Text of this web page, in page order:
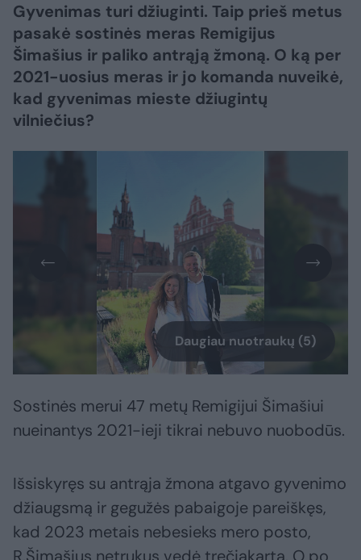
Gyvenimas turi džiuginti. Taip prieš metus
pasakė sostinės meras Remigijus
Šimašius ir paliko antrąją žmoną. O ką per
2021-uosius meras ir jo komanda nuveikė,
kad gyvenimas mieste džiugintų
vilniečius?
Daugiau nuotraukų (5)
Sostinės merui 47 metų Remigijui Šimašiui
nueinantys 2021-ieji tikrai nebuvo nuobodūs.
Išsiskyręs su antrąja žmona atgavo gyvenimo
džiaugsmą ir gegužės pabaigoje pareiškęs,
kad 2023 metais nebesieks mero posto,